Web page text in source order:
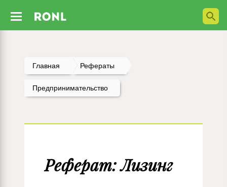
Главная Рефераты
Предпринимательство
Реферат: Лизинг